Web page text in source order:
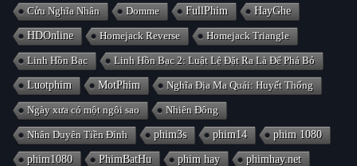
Cửu Nghĩa Nhân Domme FullPhim HayGhe
HDOnline Homejack Reverse Homejack Triangle
Linh Hồn Bạc Linh Hồn Bạc 2: Luật Lệ Đặt Ra Là Để Phá Bỏ
Luotphim MotPhim Nghĩa Địa Ma Quái: Huyết Thống
Ngày xưa có một ngôi sao Nhiên Đông
Nhân Duyên Tiền Đình phim3s phim14 phim 1080
phim1080 PhimBatHu phim hay phimhay.net